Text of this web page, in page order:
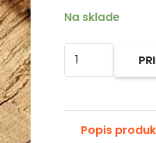
Na sklade
množstvo
Alternative:
Popis